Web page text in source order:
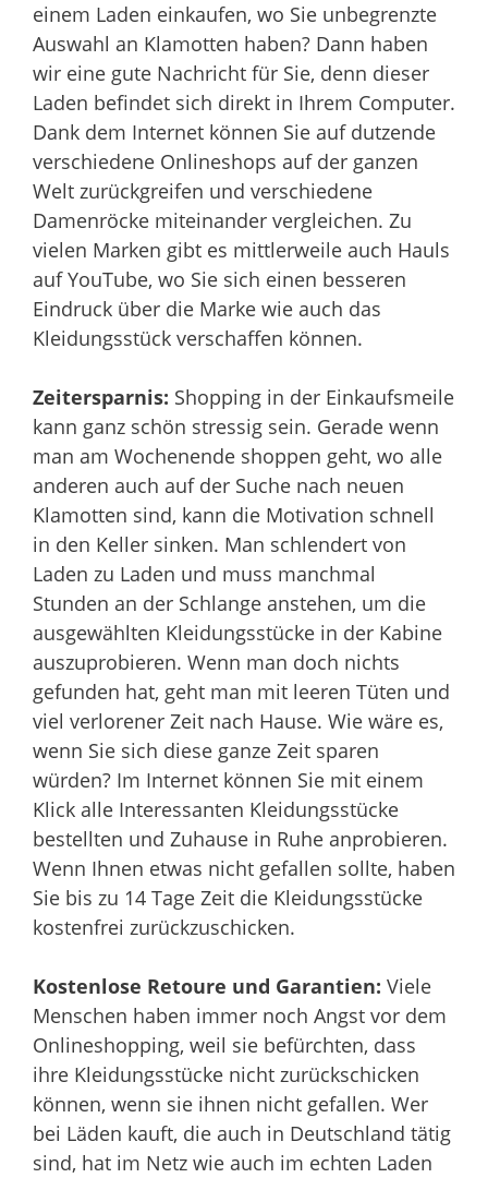
einem Laden einkaufen, wo Sie unbegrenzte
Auswahl an Klamotten haben? Dann haben
wir eine gute Nachricht für Sie, denn dieser
Laden befindet sich direkt in Ihrem Computer.
Dank dem Internet können Sie auf dutzende
verschiedene Onlineshops auf der ganzen
Welt zurückgreifen und verschiedene
Damenröcke miteinander vergleichen. Zu
vielen Marken gibt es mittlerweile auch Hauls
auf YouTube, wo Sie sich einen besseren
Eindruck über die Marke wie auch das
Kleidungsstück verschaffen können.
Zeitersparnis: Shopping in der Einkaufsmeile
kann ganz schön stressig sein. Gerade wenn
man am Wochenende shoppen geht, wo alle
anderen auch auf der Suche nach neuen
Klamotten sind, kann die Motivation schnell
in den Keller sinken. Man schlendert von
Laden zu Laden und muss manchmal
Stunden an der Schlange anstehen, um die
ausgewählten Kleidungsstücke in der Kabine
auszuprobieren. Wenn man doch nichts
gefunden hat, geht man mit leeren Tüten und
viel verlorener Zeit nach Hause. Wie wäre es,
wenn Sie sich diese ganze Zeit sparen
würden? Im Internet können Sie mit einem
Klick alle Interessanten Kleidungsstücke
bestellten und Zuhause in Ruhe anprobieren.
Wenn Ihnen etwas nicht gefallen sollte, haben
Sie bis zu 14 Tage Zeit die Kleidungsstücke
kostenfrei zurückzuschicken.
Kostenlose Retoure und Garantien: Viele
Menschen haben immer noch Angst vor dem
Onlineshopping, weil sie befürchten, dass
ihre Kleidungsstücke nicht zurückschicken
können, wenn sie ihnen nicht gefallen. Wer
bei Läden kauft, die auch in Deutschland tätig
sind, hat im Netz wie auch im echten Laden